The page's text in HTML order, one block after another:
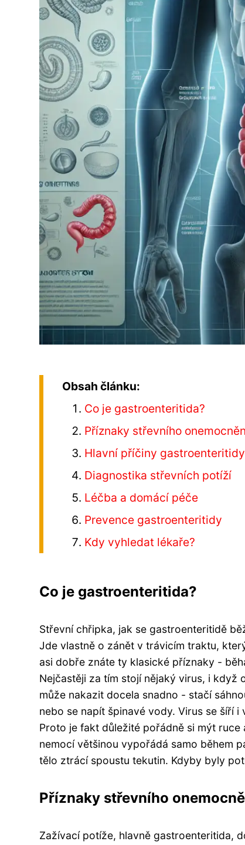
Obsah článku:
Co je gastroenteritida?
Příznaky střevního
Hlavní příčiny gastroenteritidy
Diagnostika střevních potíží
Léčba a domácí péče
Prevence gastroenteritidy
Kdy vyhledat lékaře?
Co je gastroenteritida?
Střevní chřipka, jak se gastroenteritidě
Jde vlastně o zánět v trávicím traktu,
asi dobře znáte ty klasické příznaky -
Nejčastěji za tím stojí nějaký virus, i
může nakazit docela snadno - stačí
nebo se napít špinavé vody. Virus se šíří
Proto je fakt důležité pořádně si mýt
nemocí většinou vypořádá samo během
tělo ztrácí spoustu tekutin. Kdyby byly
Příznaky střevního
Zažívací potíže, hlavně gastroenteritida,